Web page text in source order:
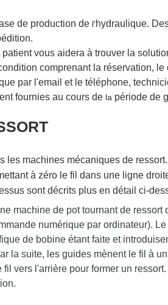
de production de l'hydraulique.
vous aidera à trouver la
comprenant la réservation,
par l'email et le téléphone,
fournies au cours de la période de
les machines mécaniques de
à zéro le fil dans une ligne
sont décrits plus en détail ci-
machine de pot tournant de
numérique par ordinateur).
de bobine étant faite et
la suite, les guides mènent le fil à
vers l'arrière pour former un